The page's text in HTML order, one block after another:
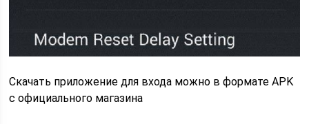
Скачать приложение для входа можно в формате APK
с официального магазина